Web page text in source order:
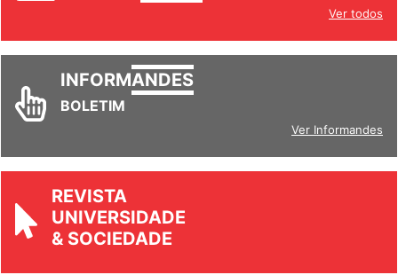
Ver todos
INFORMANDES
BOLETIM
Ver Informandes
REVISTA
UNIVERSIDADE
& SOCIEDADE